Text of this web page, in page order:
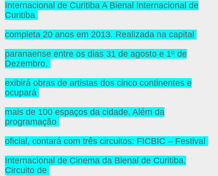
Internacional de Curitiba A Bienal Internacional de
Curitiba
completa 20 anos em 2013. Realizada na capital
paranaense entre os dias 31 de agosto e 1º de
Dezembro,
exibirá obras de artistas dos cinco continentes e
ocupará
mais de 100 espaços da cidade. Além da
programação
oficial, contará com três circuitos: FICBIC – Festival
Internacional de Cinema da Bienal de Curitiba,
Circuito de